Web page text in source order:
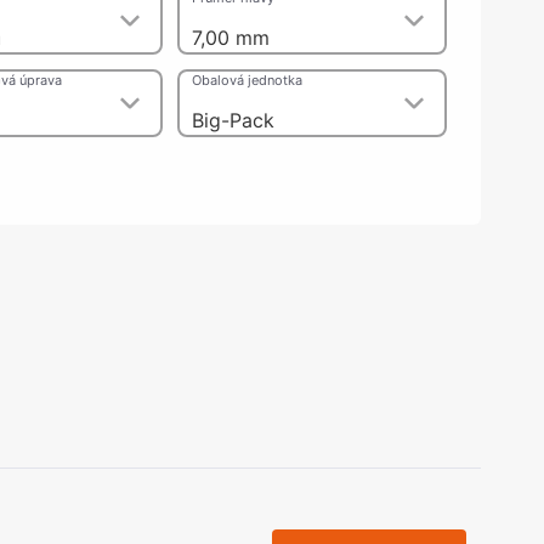
nohy, Nábytkové nohy a
nastavení
kování
kluzáky a kolečka
7,00 mm
úprava
Big-Pack
Obalová jednotka